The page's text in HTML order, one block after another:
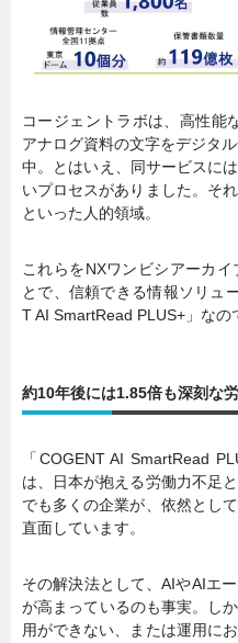
コージェントラボは、高性能
アナログ資料の文字をデジタ
中。とはいえ、同サービスに
いプロセスがありました。そ
といった人的領域。
これらをNXワンビシアーカ
とで、信頼できる情報ソリュ
T AI SmartRead PLUS+」なの
約10年後には1.85倍も深刻な
「COGENT AI SmartRead
は、日本が抱える労働力不足
でも多くの企業が、依然とし
直面しています。
その解決法として、AIやAIエ
が高まっているのも事実。し
用ができない、または運用に